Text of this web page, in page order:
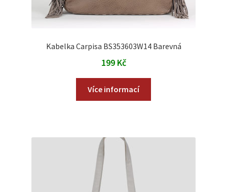
Kabelka Carpisa BS353603W14 Barevná
199 Kč
Více informací